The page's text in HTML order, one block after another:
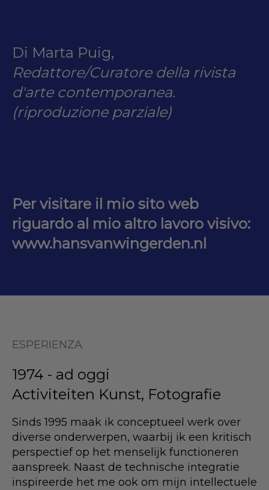
Di Marta Puig,
Redattore/Curatore della rivista
d'arte contemporanea.
(riproduzione parziale)
Per visitare il mio sito web
riguardo al mio altro lavoro visivo:
www.hansvanwingerden.nl
ESPERIENZA
1974 - ad oggi
Activiteiten Kunst, Fotografie
Sinds 1995 maak ik conceptueel werk over
diverse onderwerpen, waarbij ik een kritisch
perspectief op het menselijk functioneren
aanspreek. Naast de technische integratie
inspireerde het me ook om mijn intellectuele